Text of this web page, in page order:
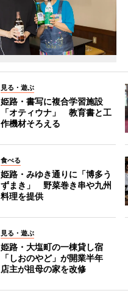
見る・遊ぶ
姫路・書写に複合学習施設
「オティウナ」 教育書と工
作機材そろえる
食べる
姫路・みゆき通りに「博多う
ずまき」 野菜巻き串や九州
料理を提供
見る・遊ぶ
姫路・大塩町の一棟貸し宿
「しおのやど」が開業半年
店主が祖母の家を改修